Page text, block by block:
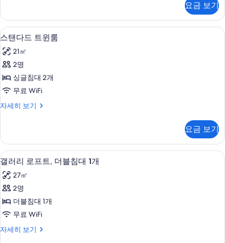
진
모
두
보
기
더
블
룸
세
히
기
요금 보기
스
탠
다
드
트
룸
진
모
두
보
기
스탠다드 트윈룸 | 고급 침구, 책상, 암
10
스탠다드 트윈룸
21㎡
2명
싱글침대 2개
무료 WiFi
자세히 보기
스
트
윈
룸
세
히
기
요금 보기
갤
러
리
로
프
더
갤러리 로프트, 더블침대 1개 | 고급 침
12
갤러리 로프트, 더블침대 1개
27㎡
2명
더블침대 1개
무료 WiFi
자세히 보기
갤